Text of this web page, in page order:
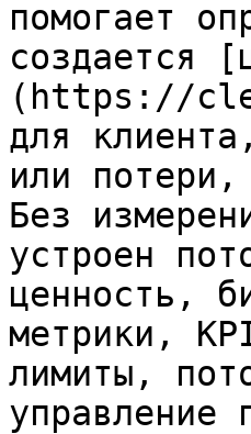
помогает
создается
(https://
для
или
Без
устроен
ценность,
метрики,
лимиты,
управление